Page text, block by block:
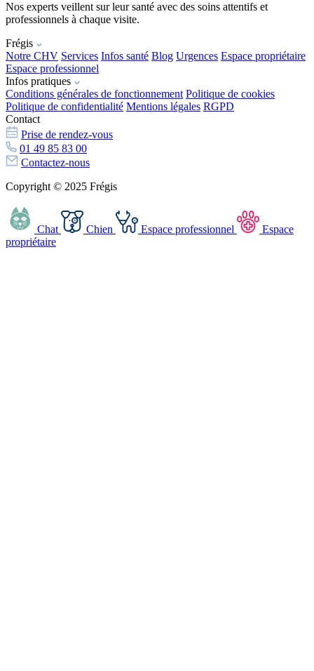
Nos experts veillent sur leur santé avec des soins attentifs et
professionnels à chaque visite.
Frégis
Notre CHV Services Infos santé Blog Urgences Espace propriétaire
Espace professionnel
Infos pratiques
Conditions générales de fonctionnement Politique de cookies
Politique de confidentialité Mentions légales RGPD
Contact
Prise de rendez-vous
01 49 85 83 00
Contactez-nous
Copyright © 2025 Frégis
Chat Chien Espace professionnel
Espace
propriétaire